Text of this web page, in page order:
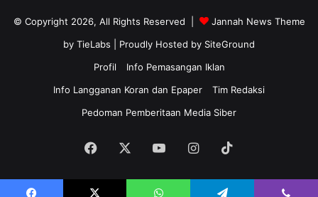
© Copyright 2026, All Rights Reserved |
Jannah News Theme
by TieLabs | Proudly Hosted by SiteGround
Profil
Info Pemasangan Iklan
Info Langganan Koran dan Epaper
Tim Redaksi
Pedoman Pemberitaan Media Siber
Facebook YouTubeInstagram